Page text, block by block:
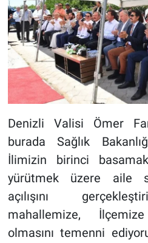
Denizli Valisi Ömer
burada Sağlık
İlimizin birinci
yürütmek üzere aile
açılışını
mahallemize,
olmasını temenni